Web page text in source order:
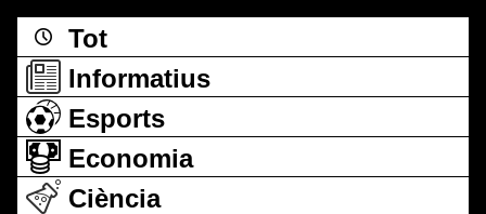
Tot
Informatius
Esports
Economia
Ciència